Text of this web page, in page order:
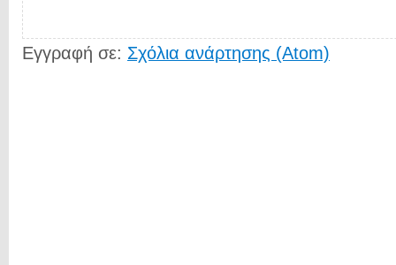
Εγγραφή σε: Σχόλια ανάρτησης (Atom)